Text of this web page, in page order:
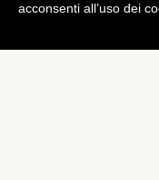
acconsenti all’uso dei